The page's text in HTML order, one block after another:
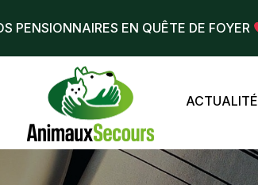
PENSIONNAIRES EN QUÊTE DE FOYER
ACTUALITÉ